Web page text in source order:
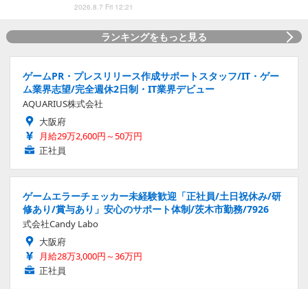
2026.8.7 Fri 12:21
ランキングをもっと見る
ゲームPR・プレスリリース作成サポートスタッフ/IT・ゲー
ム業界志望/完全週休2日制・IT業界デビュー
AQUARIUS株式会社
大阪府
月給29万2,600円～50万円
正社員
ゲームエラーチェッカー未経験歓迎「正社員/土日祝休み/研
修あり/賞与あり」安心のサポート体制/茨木市勤務/7926
式会社Candy Labo
大阪府
月給28万3,000円～36万円
正社員